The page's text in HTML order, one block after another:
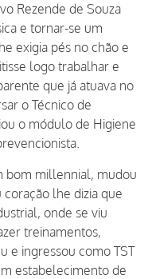
Rezende de Souza
e tornar-se um
exigia pés no chão e
logo trabalhar e
que já atuava no
o Técnico de
o módulo de Higiene
bom millennial, mudou
lhe dizia que
onde se viu
treinamentos,
e ingressou como TST
estabelecimento de